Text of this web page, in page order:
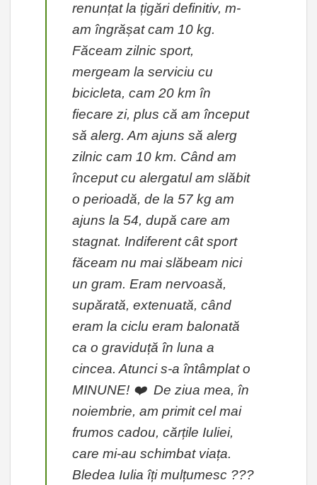
renunțat la țigări definitiv, m-
am îngrășat cam 10 kg.
Făceam zilnic sport,
mergeam la serviciu cu
bicicleta, cam 20 km în
fiecare zi, plus că am început
să alerg. Am ajuns să alerg
zilnic cam 10 km. Când am
început cu alergatul am slăbit
o perioadă, de la 57 kg am
ajuns la 54, după care am
stagnat. Indiferent cât sport
făceam nu mai slăbeam nici
un gram. Eram nervoasă,
supărată, extenuată, când
eram la ciclu eram balonată
ca o graviduță în luna a
cincea. Atunci s-a întâmplat o
MINUNE! ❤️ De ziua mea, în
noiembrie, am primit cel mai
frumos cadou, cărțile Iuliei,
care mi-au schimbat viața.
Bledea Iulia îți mulțumesc ???